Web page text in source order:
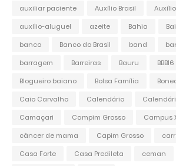
auxiliar paciente
Auxílio Brasil
auxílio-aluguel
azeite Bahia
banco
Banco do Brasil band
barragem
Barreiras Bauru BBB16
Blogueiro baiano
Bolsa Família
Caio Carvalho
Calendário
Camaçari
Campim Grosso
Campus
câncer de mama
Capim Grosso
Casa Forte
Casa Predileta ceman